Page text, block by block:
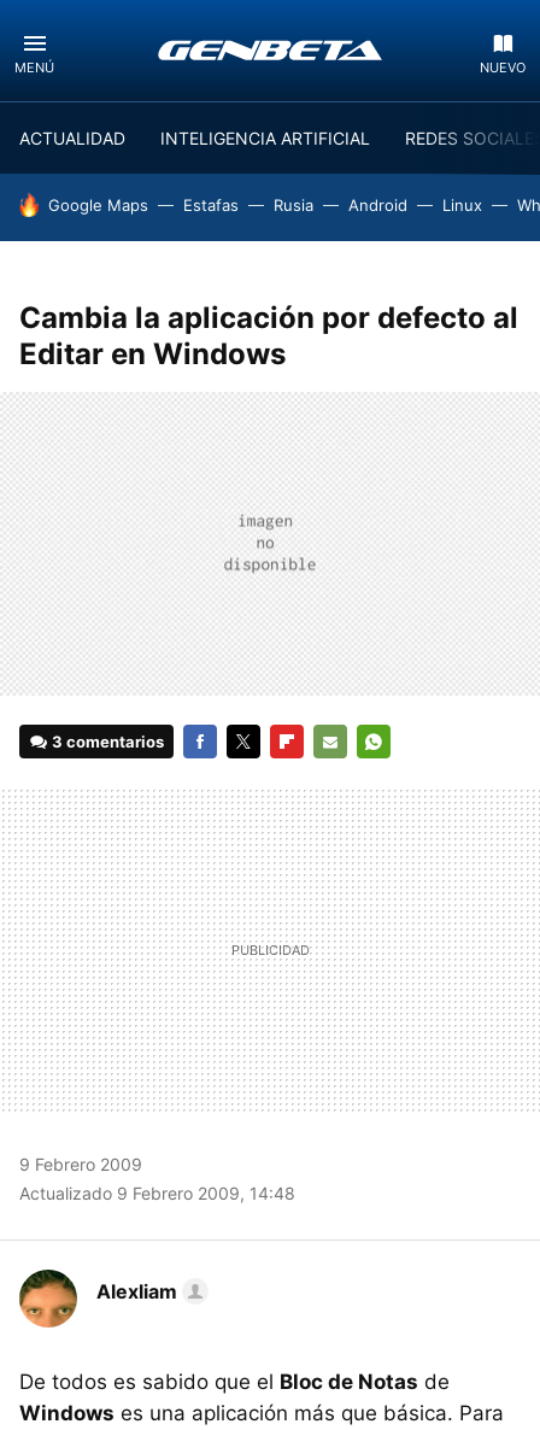
MENÚ NUEVO
ACTUALIDAD INTELIGENCIA ARTIFICIAL REDES
HOY SE HABLA DE
Google Maps Estafas Rusia Android Linux
Cambia la aplicación por defecto al
Editar en Windows
3 comentarios
MAIL
9 Febrero 2009
Actualizado 9 Febrero 2009, 14:48
Alexliam
De todos es sabido que el Bloc de Notas de
Windows es una aplicación más que básica. Para